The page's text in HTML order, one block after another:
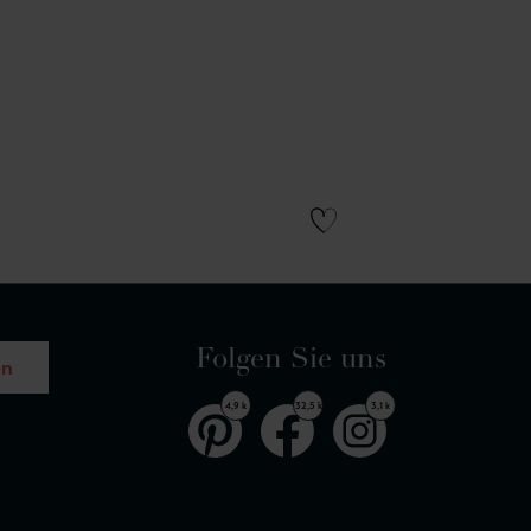
Folgen Sie uns
4,9 k 32,5 k 3,1 k